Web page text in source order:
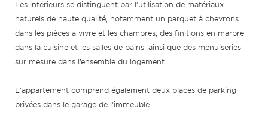
Les intérieurs se distinguent par l’utilisation de matériaux
naturels de haute qualité, notamment un parquet à chevrons
dans les pièces à vivre et les chambres, des finitions en marbre
dans la cuisine et les salles de bains, ainsi que des menuiseries
sur mesure dans l’ensemble du logement.
L’appartement comprend également deux places de parking
privées dans le garage de l’immeuble.